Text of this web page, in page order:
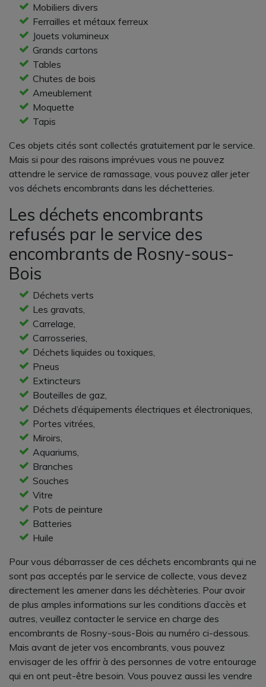
Mobiliers divers
Ferrailles et métaux ferreux
Jouets volumineux
Grands cartons
Tables
Chutes de bois
Ameublement
Moquette
Tapis
Ces objets cités sont collectés gratuitement par le service.
Mais si pour des raisons imprévues vous ne pouvez
attendre le service de ramassage, vous pouvez aller jeter
vos déchets encombrants dans les déchetteries.
Les déchets encombrants
refusés par le service des
encombrants de Rosny-sous-
Bois
Déchets verts
Les gravats,
Carrelage,
Carrosseries,
Déchets liquides ou toxiques,
Pneus
Extincteurs
Bouteilles de gaz,
Déchets d’équipements électriques et électroniques,
Portes vitrées,
Miroirs,
Aquariums,
Branches
Souches
Vitre
Pots de peinture
Batteries
Huile
Pour vous débarrasser de ces déchets encombrants qui ne
sont pas acceptés par le service de collecte, vous devez
directement les amener dans les déchèteries. Pour avoir
de plus amples informations sur les conditions d’accès et
autres, veuillez contacter le service en charge des
encombrants de Rosny-sous-Bois au numéro ci-dessous.
Mais avant de jeter vos encombrants, vous pouvez
envisager de les offrir à des personnes de votre entourage
qui en ont peut-être besoin. Vous pouvez aussi les vendre